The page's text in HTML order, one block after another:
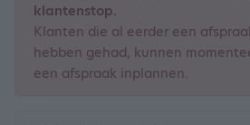
klantenstop.
Klanten die al eerder een
hebben gehad, kunnen
een afspraak inplannen.